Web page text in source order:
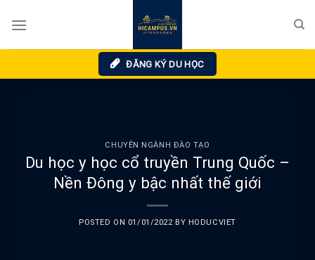
ĐĂNG KÝ DU HỌC
CHUYÊN NGÀNH ĐÀO TẠO
Du học y học cổ truyền Trung Quốc –
Nền Đông y bậc nhất thế giới
POSTED ON 01/01/2022 BY HODUCVIET